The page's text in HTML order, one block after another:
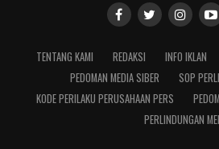
TENTANG KAMI REDAKSI INFO IKLAN
PEDOMAN MEDIA SIBER
SOP
KODE PERILAKU PERUSAHAAN PERS
PERLINDUNGAN